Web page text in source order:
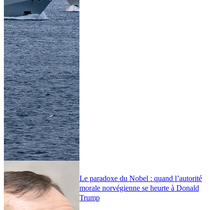
Le paradoxe du Nobel : quand l’autorité
morale norvégienne se heurte à Donald
Trump